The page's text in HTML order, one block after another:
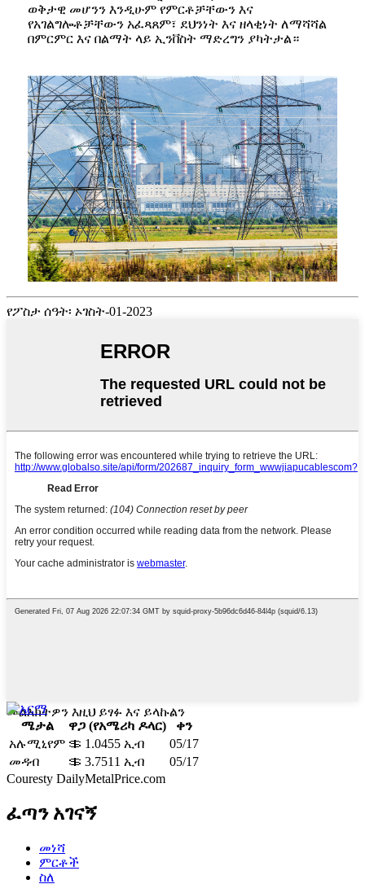
ወቅታዊ መሆንን እንዲሁም የምርቶቻቸውን እና
የአገልግሎቶቻቸውን አፈጻጸም፣ ደህንነት እና ዘላቂነት ለማሻሻል
በምርምር እና በልማት ላይ ኢንቨስት ማድረግን ያካትታል።
የፖስታ ሰዓት፡ ኦገስት-01-2023
መልእክትዎን እዚህ ይፃፉ እና ይላኩልን
ሜታል
ዋጋ (የአሜሪካ ዶላር)
ቀን
አሉሚኒየም ＄ 1.0455 ኢብ
05/17
መዳብ
＄ 3.7511 ኢብ
05/17
Couresty DailyMetalPrice.com
ፈጣን አገናኝ
መነሻ
ምርቶች
ስለ